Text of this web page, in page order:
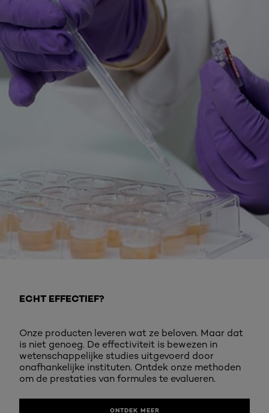
ECHT EFFECTIEF?
Onze producten leveren wat ze beloven. Maar dat
is niet genoeg. De effectiviteit is bewezen in
wetenschappelijke studies uitgevoerd door
onafhankelijke instituten. Ontdek onze methoden
om de prestaties van formules te evalueren.
ONTDEK MEER